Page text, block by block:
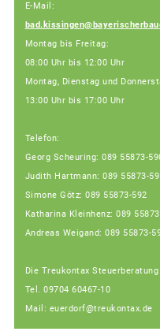
E-Mail:
Montag bis Freitag:
08:00 Uhr bis 12:00 Uhr
Montag, Dienstag und
13:00 Uhr bis 17:00 Uhr
Telefon:
Georg Scheuring: 089 55873-
Judith Hartmann: 089 55873-
Simone Götz: 089 55873-592
Katharina Kleinhenz: 089
Andreas Weigand: 089 55873-
Die Treukontax
Tel. 09704 60467-10
Mail: euerdorf@treukontax.de